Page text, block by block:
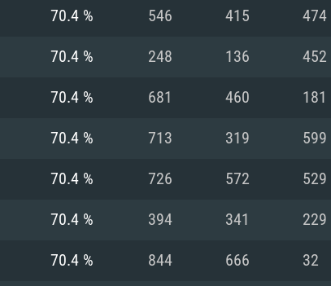
DE SISTEMA
70.4 % 546 415 474
70.4 % 248 136 452
70.4 % 681 460 181
70.4 % 713 319 599
70.4 % 726 572 529
70.4 % 394 341 229
70.4 % 844 666 32